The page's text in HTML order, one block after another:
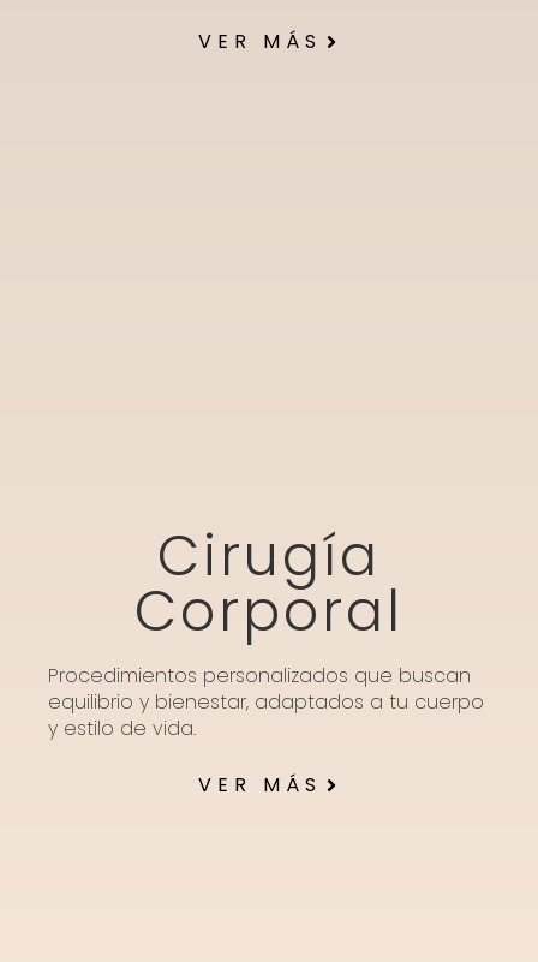
VER MÁS
Cirugía
Corporal
Procedimientos personalizados que buscan
equilibrio y bienestar, adaptados a tu cuerpo
y estilo de vida.
VER MÁS